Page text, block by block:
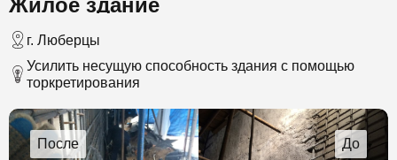
Жилое здание
г. Люберцы
Усилить несущую способность здания с помощью
торкретирования